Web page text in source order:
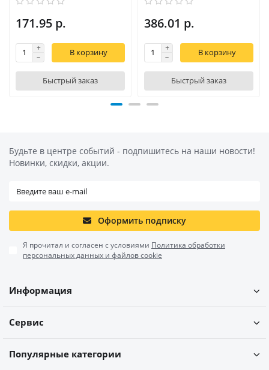
171.95 р.
В корзину
Быстрый заказ
386.01 р.
В корзину
Быстрый заказ
Будьте в центре событий - подпишитесь на наши новости!
Новинки, скидки, акции.
Оформить подписку
Я прочитал и согласен с условиями Политика обработки
персональных данных и файлов cookie
Информация
Сервис
Популярные категории